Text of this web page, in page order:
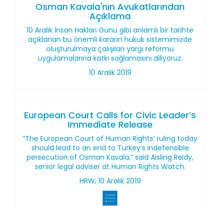
Osman Kavala'nın Avukatlarından
Açıklama
10 Aralık İnsan Hakları Günü gibi anlamlı bir tarihte
açıklanan bu önemli kararın hukuk sistemimizde
oluşturulmaya çalışılan yargı reformu
uygulamalarına katkı sağlamasını diliyoruz.
10 Aralık 2019
European Court Calls for Civic Leader’s
Immediate Release
“The European Court of Human Rights’ ruling today
should lead to an end to Turkey’s indefensible
persecution of Osman Kavala,” said Aisling Reidy,
senior legal adviser at Human Rights Watch.
HRW, 10 Aralık 2019